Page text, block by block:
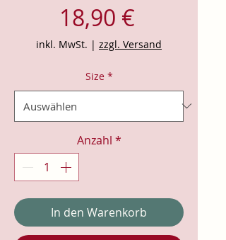
18,90 €
inkl. MwSt. | zzgl. Versand
Size *
Anzahl *
In den Warenkorb